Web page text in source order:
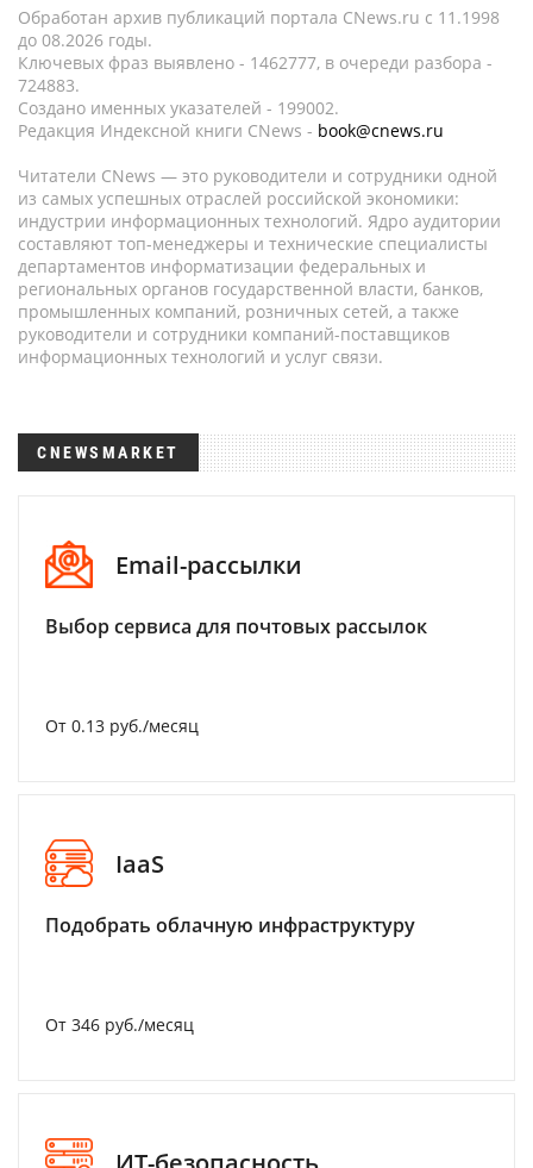
Обработан архив публикаций портала CNews.ru c 11.1998
до 08.2026 годы.
Ключевых фраз выявлено - 1462777, в очереди разбора -
724883.
Создано именных указателей - 199002.
Редакция Индексной книги CNews - book@cnews.ru
Читатели CNews — это руководители и сотрудники одной
из самых успешных отраслей российской экономики:
индустрии информационных технологий. Ядро аудитории
составляют топ-менеджеры и технические специалисты
департаментов информатизации федеральных и
региональных органов государственной власти, банков,
промышленных компаний, розничных сетей, а также
руководители и сотрудники компаний-поставщиков
информационных технологий и услуг связи.
CNEWSMARKET
Email-рассылки
Выбор сервиса для почтовых рассылок
От 0.13 руб./месяц
IaaS
Подобрать облачную инфраструктуру
От 346 руб./месяц